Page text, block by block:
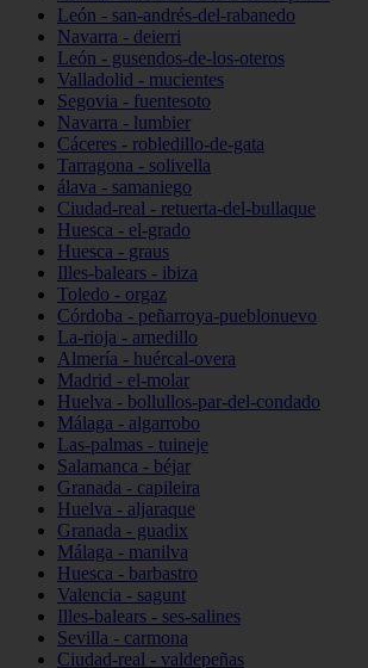
León - san-andrés-del-rabanedo
Navarra - deierri
León - gusendos-de-los-oteros
Valladolid - mucientes
Segovia - fuentesoto
Navarra - lumbier
Cáceres - robledillo-de-gata
Tarragona - solivella
álava - samaniego
Ciudad-real - retuerta-del-bullaque
Huesca - el-grado
Huesca - graus
Illes-balears - ibiza
Toledo - orgaz
Córdoba - peñarroya-pueblonuevo
La-rioja - arnedillo
Almería - huércal-overa
Madrid - el-molar
Huelva - bollullos-par-del-condado
Málaga - algarrobo
Las-palmas - tuineje
Salamanca - béjar
Granada - capileira
Huelva - aljaraque
Granada - guadix
Málaga - manilva
Huesca - barbastro
Valencia - sagunt
Illes-balears - ses-salines
Sevilla - carmona
Ciudad-real - valdepeñas